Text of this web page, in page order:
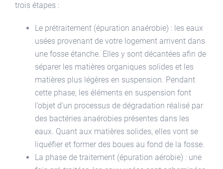
trois étapes :
Le prétraitement (épuration anaérobie) : les eaux
usées provenant de votre logement arrivent dans
une fosse étanche. Elles y sont décantées afin de
séparer les matières organiques solides et les
matières plus légères en suspension. Pendant
cette phase, les éléments en suspension font
l’objet d’un processus de dégradation réalisé par
des bactéries anaérobies présentes dans les
eaux. Quant aux matières solides, elles vont se
liquéfier et former des boues au fond de la fosse.
La phase de traitement (épuration aérobie) : une